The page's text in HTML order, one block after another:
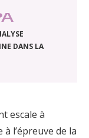
DANS LA
escale à
l’épreuve de la